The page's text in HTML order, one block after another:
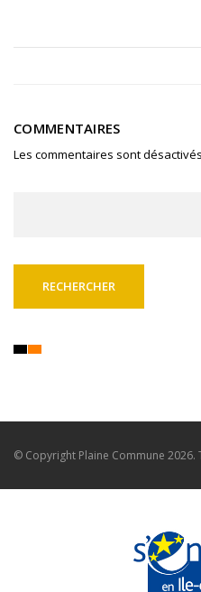
COMMENTAIRES
Les commentaires sont
© Copyright Plaine Commune 2026.